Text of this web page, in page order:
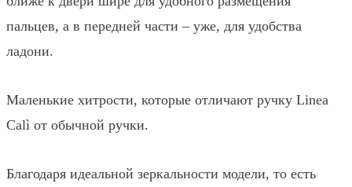
пальцев, а в передней части – уже, для удобства
ладони.
Маленькие хитрости, которые отличают ручку Linea
Calì от обычной ручки.
Благодаря идеальной зеркальности модели, то есть